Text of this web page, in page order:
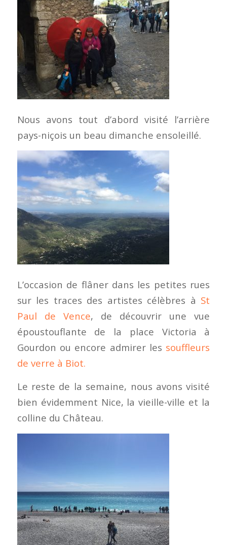
Nous avons tout d’abord visité l’arrière
pays-niçois un beau dimanche ensoleillé.
L’occasion de flâner dans les petites rues
sur les traces des artistes célèbres à St
Paul de Vence, de découvrir une vue
époustouflante de la place Victoria à
Gourdon ou encore admirer les souffleurs
de verre à Biot.
Le reste de la semaine, nous avons visité
bien évidemment Nice, la vieille-ville et la
colline du Château.